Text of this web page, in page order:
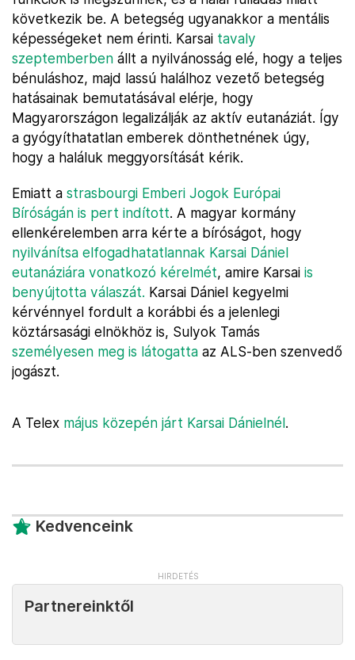
következik be. A betegség ugyanakkor a mentális
képességeket nem érinti. Karsai tavaly
szeptemberben állt a nyilvánosság elé, hogy a teljes
bénuláshoz, majd lassú halálhoz vezető betegség
hatásainak bemutatásával elérje, hogy
Magyarországon legalizálják az aktív eutanáziát. Így
a gyógyíthatatlan emberek dönthetnének úgy,
hogy a haláluk meggyorsítását kérik.
Emiatt a strasbourgi Emberi Jogok Európai
Bíróságán is pert indított. A magyar kormány
ellenkérelemben arra kérte a bíróságot, hogy
nyilvánítsa elfogadhatatlannak Karsai Dániel
eutanáziára vonatkozó kérelmét, amire Karsai is
benyújtotta válaszát. Karsai Dániel kegyelmi
kérvénnyel fordult a korábbi és a jelenlegi
köztársasági elnökhöz is, Sulyok Tamás
személyesen meg is látogatta az ALS-ben szenvedő
jogászt.
A Telex május közepén járt Karsai Dánielnél.
Kedvenceink
Partnereinktől